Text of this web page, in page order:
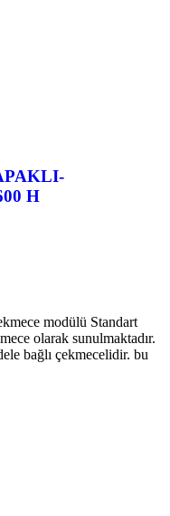
H
modülü Standart
olarak sunulmaktadır.
bağlı çekmecelidir. bu